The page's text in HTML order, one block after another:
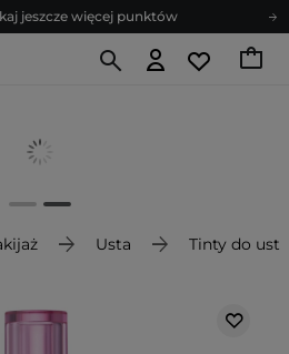
jeszcze więcej punktów
newsletter pełen porad
jeszcze więcej punktów
Usta Tinty do ust